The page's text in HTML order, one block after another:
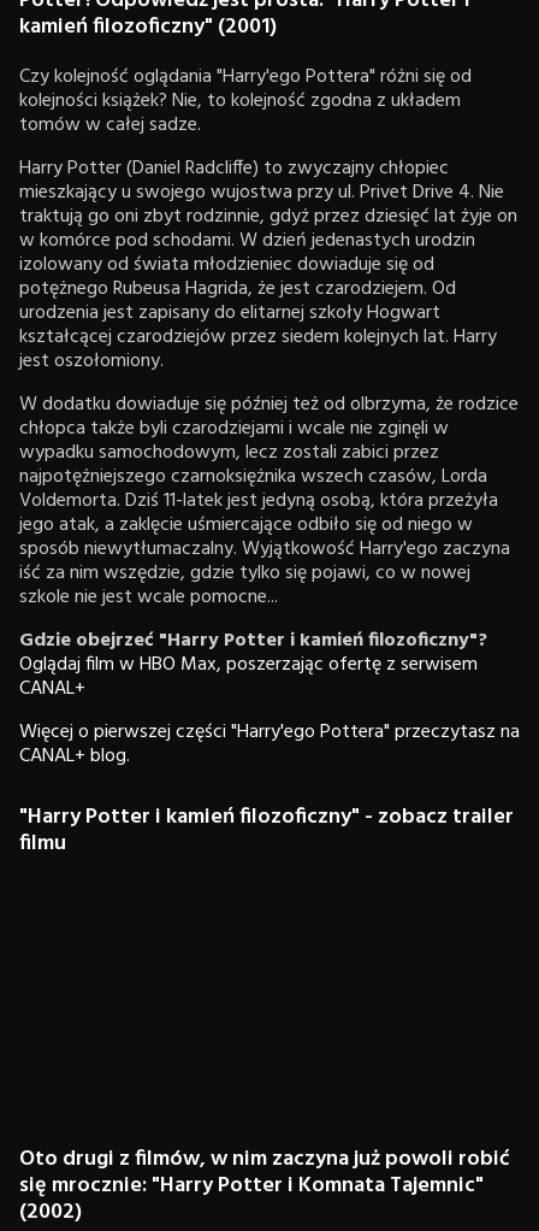
kamień filozoficzny" (2001)
Czy kolejność oglądania "Harry'ego Pottera" różni się od
kolejności książek? Nie, to kolejność zgodna z układem
tomów w całej sadze.
Harry Potter (Daniel Radcliffe) to zwyczajny chłopiec
mieszkający u swojego wujostwa przy ul. Privet Drive 4. Nie
traktują go oni zbyt rodzinnie, gdyż przez dziesięć lat żyje on
w komórce pod schodami. W dzień jedenastych urodzin
izolowany od świata młodzieniec dowiaduje się od
potężnego Rubeusa Hagrida, że jest czarodziejem. Od
urodzenia jest zapisany do elitarnej szkoły Hogwart
kształcącej czarodziejów przez siedem kolejnych lat. Harry
jest oszołomiony.
W dodatku dowiaduje się później też od olbrzyma, że rodzice
chłopca także byli czarodziejami i wcale nie zginęli w
wypadku samochodowym, lecz zostali zabici przez
najpotężniejszego czarnoksiężnika wszech czasów, Lorda
Voldemorta. Dziś 11-latek jest jedyną osobą, która przeżyła
jego atak, a zaklęcie uśmiercające odbiło się od niego w
sposób niewytłumaczalny. Wyjątkowość Harry'ego zaczyna
iść za nim wszędzie, gdzie tylko się pojawi, co w nowej
szkole nie jest wcale pomocne...
Gdzie obejrzeć "Harry Potter i kamień filozoficzny"?
Oglądaj film w HBO Max, poszerzając ofertę z serwisem
CANAL+
Więcej o pierwszej części "Harry'ego Pottera" przeczytasz na
CANAL+ blog.
"Harry Potter i kamień filozoficzny" - zobacz trailer
filmu
Oto drugi z filmów, w nim zaczyna już powoli robić
się mrocznie: "Harry Potter i Komnata Tajemnic"
(2002)